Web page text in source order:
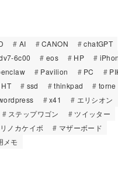
AI CANON
chatGPT
6c00 eos HP
Pavilion PC
ssd thinkpad
torne
x41
エリシオン
ステップワゴン
ツイッター
ノカケイボ
マザーボード
メモ